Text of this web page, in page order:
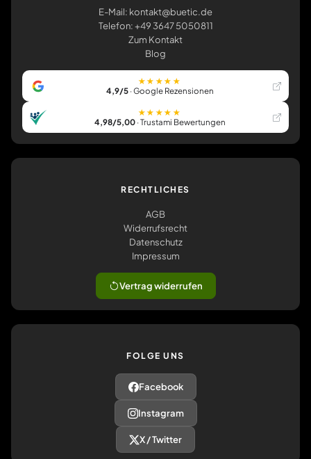
E-Mail: kontakt@buetic.de
Telefon: +49 3647 5050811
Zum Kontakt
Blog
★★★★★
4,9/5· Google Rezensionen
★★★★★
4,98/5,00· Trustami Bewertungen
RECHTLICHES
AGB
Widerrufsrecht
Datenschutz
Impressum
Vertrag widerrufen
FOLGE UNS
Facebook
Instagram
X / Twitter